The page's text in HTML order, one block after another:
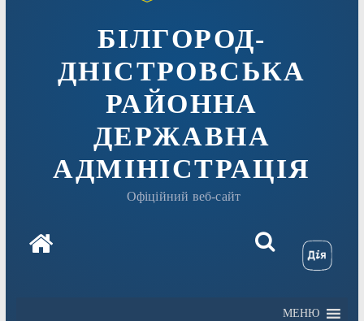
БІЛГОРОД-
ДНІСТРОВСЬКА
РАЙОННА
ДЕРЖАВНА
АДМІНІСТРАЦІЯ
Офіційний веб-сайт
МЕНЮ